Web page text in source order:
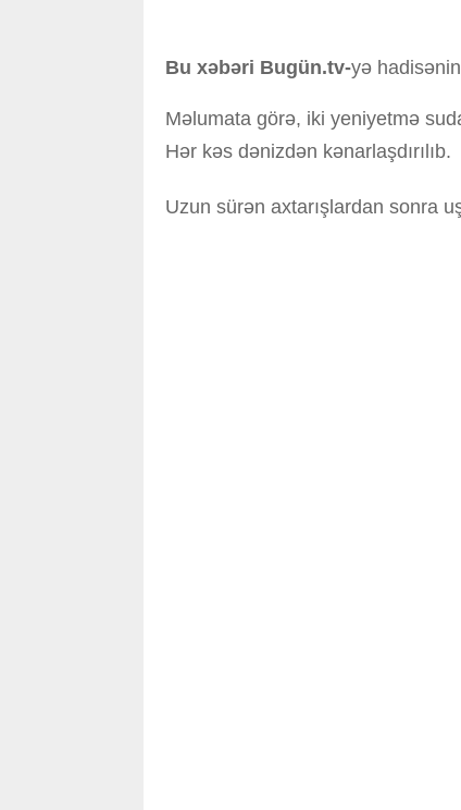
Bu xəbəri Bugün.tv-yə
Məlumata görə, iki yeniyetmə
Hər kəs dənizdən kənarlaşdırılıb.
Uzun sürən axtarışlardan sonra